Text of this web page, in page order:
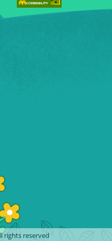
rights reserved